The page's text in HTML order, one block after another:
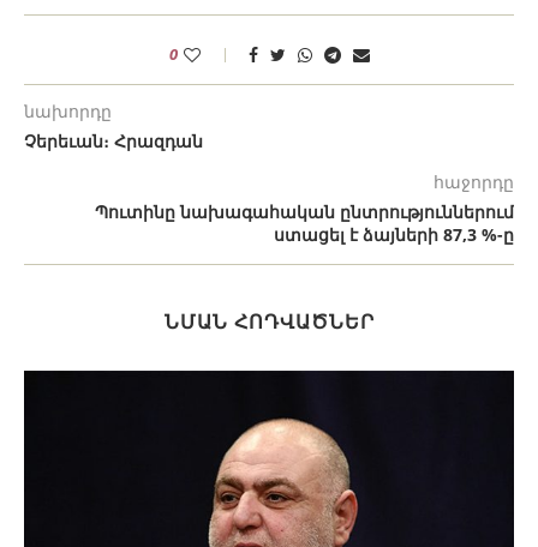
0
նախորդը
Չերեւան։ Հրազդան
հաջորդը
Պուտինը նախագահական ընտրություններում
ստացել է ձայների 87,3 %-ը
ՆՄԱՆ ՀՈԴՎԱԾՆԵՐ